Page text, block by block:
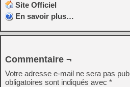
Site Officiel
En savoir plus…
Commentaire ¬
Votre adresse e-mail ne sera pas
obligatoires sont indiqués avec *